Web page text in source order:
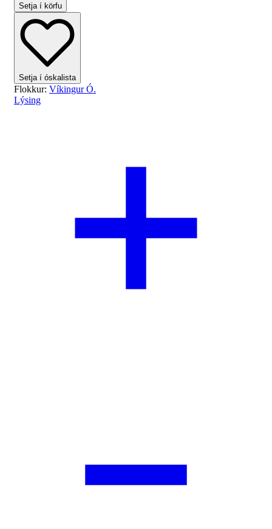
Setja í körfu
Setja í óskalista
Flokkur: Víkingur Ó.
Lýsing